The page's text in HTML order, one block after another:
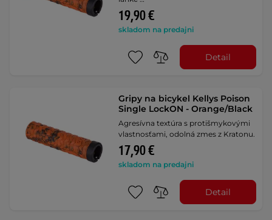
19,90 €
skladom na predajni
Detail
Gripy na bicykel Kellys Poison
Single LockON - Orange/Black
Agresívna textúra s protišmykovými
vlastnosťami, odolná zmes z Kratonu.
17,90 €
skladom na predajni
Detail